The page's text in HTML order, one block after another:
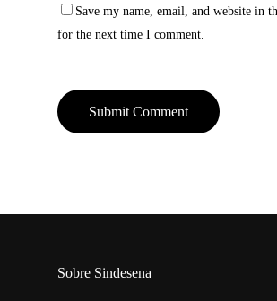
Save my name, email, and website in
for the next time I comment.
Sobre Sindesena